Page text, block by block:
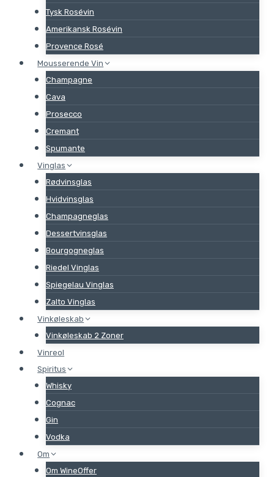
Tysk Rosévin
Amerikansk Rosévin
Provence Rosé
Mousserende Vin
Champagne
Cava
Prosecco
Cremant
Spumante
Vinglas
Rødvinsglas
Hvidvinsglas
Champagneglas
Dessertvinsglas
Bourgogneglas
Riedel Vinglas
Spiegelau Vinglas
Zalto Vinglas
Vinkøleskab
Vinkøleskab 2 Zoner
Vinreol
Spiritus
Whisky
Cognac
Gin
Vodka
Om
Om WineOffer